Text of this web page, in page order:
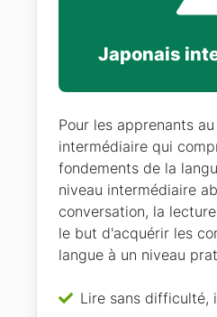
Japonais
Pour les apprenants
intermédiaire qui
fondements de la
niveau intermédiaire
conversation, la
le but d'acquérir les
langue à un niveau
Lire sans difficulté,